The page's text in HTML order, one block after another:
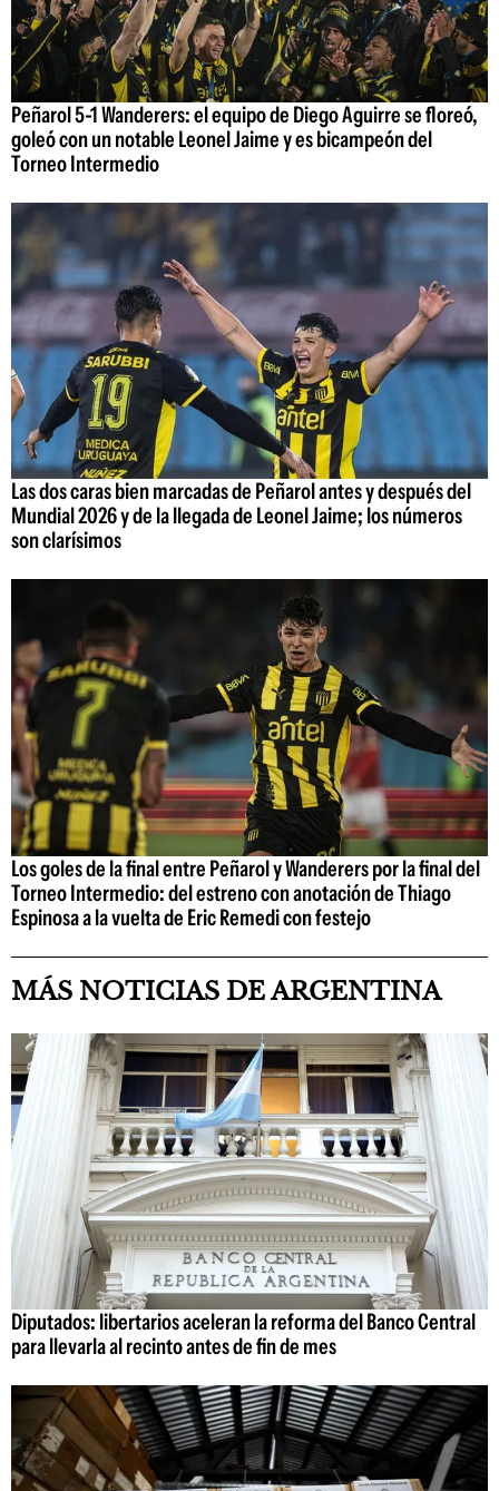
Peñarol 5-1 Wanderers: el equipo de Diego Aguirre se floreó,
goleó con un notable Leonel Jaime y es bicampeón del
Torneo Intermedio
Las dos caras bien marcadas de Peñarol antes y después del
Mundial 2026 y de la llegada de Leonel Jaime; los números
son clarísimos
Los goles de la final entre Peñarol y Wanderers por la final del
Torneo Intermedio: del estreno con anotación de Thiago
Espinosa a la vuelta de Eric Remedi con festejo
MÁS NOTICIAS DE ARGENTINA
Diputados: libertarios aceleran la reforma del Banco Central
para llevarla al recinto antes de fin de mes